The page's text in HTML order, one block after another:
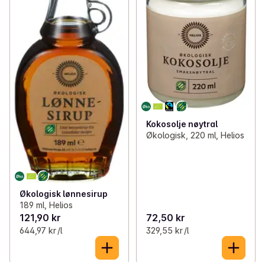
Økologisk lønnesirup
189 ml, Helios
121,90 kr
644,97 kr /l
Kokosolje nøytral
Økologisk, 220 ml, Helios
72,50 kr
329,55 kr /l